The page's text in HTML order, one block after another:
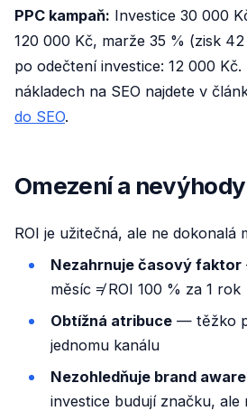
PPC kampaň: Investice 30 000
120 000 Kč, marže 35 % (zisk
po odečtení investice: 12 000
nákladech na SEO najdete v
do SEO.
Omezení a nevýhody
ROI je užitečná, ale ne dokonalá
Nezahrnuje časový faktor
měsíc ≠ ROI 100 % za 1 rok
Obtížná atribuce — těžko
jednomu kanálu
Nezohledňuje brand
investice budují značku, ale